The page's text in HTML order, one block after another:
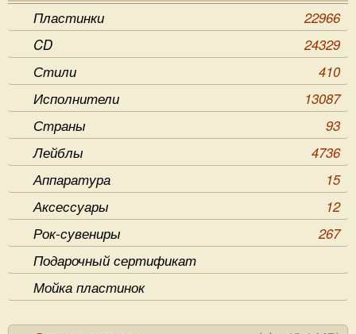
Пластинки
22966
CD
24329
Стили
410
Исполнители
13087
Страны
93
Лейблы
4736
Аппаратура
15
Аксессуары
12
Рок-сувениры
267
Подарочный сертификат
Мойка пластинок